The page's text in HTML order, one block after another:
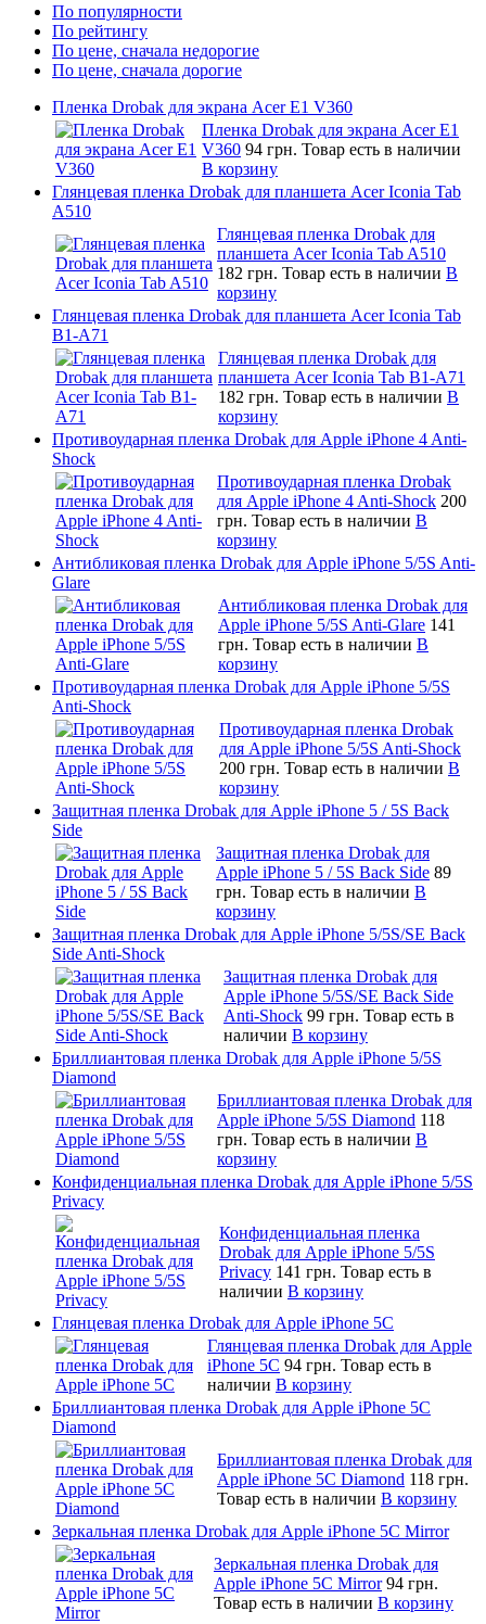
По популярности
По рейтингу
По цене, сначала недорогие
По цене, сначала дорогие
Пленка Drobak для экрана Acer E1 V360
Пленка Drobak для экрана Acer E1
V360 94 грн. Товар есть в наличии
В корзину
Глянцевая пленка Drobak для планшета Acer Iconia Tab
A510
Глянцевая пленка Drobak для
планшета Acer Iconia Tab A510
182 грн. Товар есть в наличии В
корзину
Глянцевая пленка Drobak для планшета Acer Iconia Tab
B1-A71
Глянцевая пленка Drobak для
планшета Acer Iconia Tab B1-A71
182 грн. Товар есть в наличии В
корзину
Противоударная пленка Drobak для Apple iPhone 4 Anti-
Shock
Противоударная пленка Drobak
для Apple iPhone 4 Anti-Shock 200
грн. Товар есть в наличии В
корзину
Антибликовая пленка Drobak для Apple iPhone 5/5S Anti-
Glare
Антибликовая пленка Drobak для
Apple iPhone 5/5S Anti-Glare 141
грн. Товар есть в наличии В
корзину
Противоударная пленка Drobak для Apple iPhone 5/5S
Anti-Shock
Противоударная пленка Drobak
для Apple iPhone 5/5S Anti-Shock
200 грн. Товар есть в наличии В
корзину
Защитная пленка Drobak для Apple iPhone 5 / 5S Back
Side
Защитная пленка Drobak для
Apple iPhone 5 / 5S Back Side 89
грн. Товар есть в наличии В
корзину
Защитная пленка Drobak для Apple iPhone 5/5S/SE Back
Side Anti-Shock
Защитная пленка Drobak для
Apple iPhone 5/5S/SE Back Side
Anti-Shock 99 грн. Товар есть в
наличии В корзину
Бриллиантовая пленка Drobak для Apple iPhone 5/5S
Diamond
Бриллиантовая пленка Drobak для
Apple iPhone 5/5S Diamond 118
грн. Товар есть в наличии В
корзину
Конфиденциальная пленка Drobak для Apple iPhone 5/5S
Privacy
Конфиденциальная пленка
Drobak для Apple iPhone 5/5S
Privacy 141 грн. Товар есть в
наличии В корзину
Глянцевая пленка Drobak для Apple iPhone 5C
Глянцевая пленка Drobak для Apple
iPhone 5C 94 грн. Товар есть в
наличии В корзину
Бриллиантовая пленка Drobak для Apple iPhone 5C
Diamond
Бриллиантовая пленка Drobak для
Apple iPhone 5C Diamond 118 грн.
Товар есть в наличии В корзину
Зеркальная пленка Drobak для Apple iPhone 5C Mirror
Зеркальная пленка Drobak для
Apple iPhone 5C Mirror 94 грн.
Товар есть в наличии В корзину